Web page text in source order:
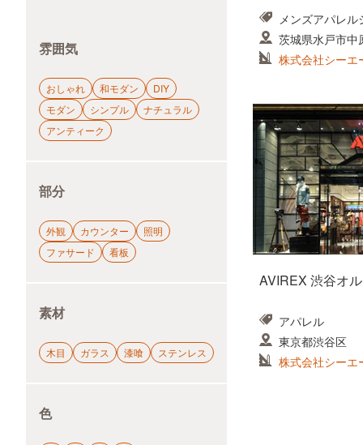
雰囲気
おしゃれ 和モダン
DIY
モダン
シンプル
ナチュラル
アンティーク
部分
外観 カウンター
照明
ファサード
看板
素材
木目 ガラス 漆喰 ステンレス
色
メンズアパレル
茨城県水戸市中
株式会社シーエ
AVIREX 渋谷オ
アパレル
東京都渋谷区
株式会社シーエ